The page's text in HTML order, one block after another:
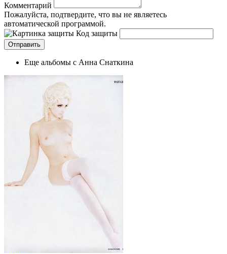
Комментарий
Пожалуйста, подтвердите, что вы не являетесь
автоматической программой.
Код защиты
Еще альбомы с Анна Снаткина